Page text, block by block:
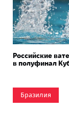
Российские
в полуфинал
Бразилия